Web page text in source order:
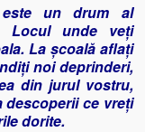
un drum al
Locul unde veți
La școală aflați
noi deprinderi,
din jurul vostru,
ce vreți
dorite.